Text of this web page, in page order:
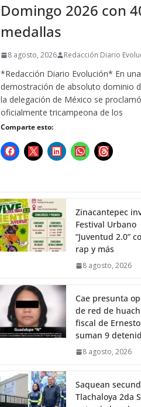
Domingo 2026 con
medallas
8 agosto, 2026 Redacción Diario
*Redacción Diario Evolución* En una
demostración de absoluto dominio
la delegación de México se proclamó
oficialmente tricampeona de los
Comparte esto:
Zinacantepec
Festival Urbano
“Juventud 2.0”
rap y más
8 agosto, 2026
Cae presunta
de red de
fiscal de
suman 9
8 agosto, 2026
Saquean
Tlachaloya 2da